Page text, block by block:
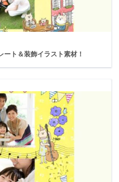
ト＆装飾イラスト素材！